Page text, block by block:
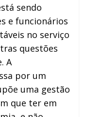
sendo
e funcionários
no serviço
questões
A
por um
uma gestão
que ter em